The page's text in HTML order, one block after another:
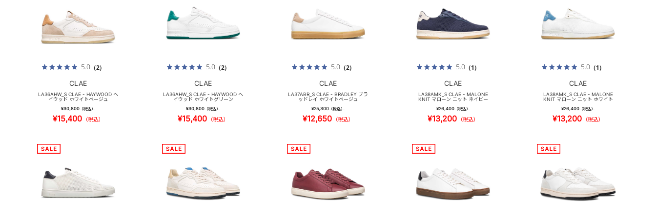
5.0（2）
CLAE
LA36AHW_S CLAE - HAYWOOD ヘ
イウッド ホワイトベージュ
¥30,800（税込）
¥15,400 （税込）
5.0（2）
CLAE
LA36AHW_S CLAE - HAYWOOD ヘ
イウッド ホワイトグリーン
¥30,800（税込）
¥15,400 （税込）
5.0（2）
CLAE
LA37ABR_S CLAE - BRADLEY ブラ
ッドレイ ホワイトベージュ
¥25,300（税込）
¥12,650 （税込）
5.0（1）
CLAE
LA38AMK_S CLAE - MALONE
KNIT マローン ニット ネイビー
¥26,400（税込）
¥13,200 （税込）
5.0（1）
CLAE
LA38AMK_S CLAE - MALONE
KNIT マローン ニット ホワイト
¥26,400（税込）
¥13,200 （税込）